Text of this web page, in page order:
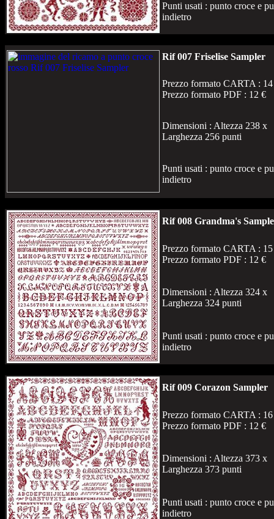
Punti usati : punto croce e
indietro
Rif 007 Friselise Sampler
Prezzo formato CARTA :
Prezzo formato PDF : 12 €
Dimensioni : Altezza 238 x
Larghezza 256 punti
Punti usati : punto croce e
indietro
Rif 008 Grandma's
Prezzo formato CARTA :
Prezzo formato PDF : 12 €
Dimensioni : Altezza 324 x
Larghezza 324 punti
Punti usati : punto croce e
indietro
Rif 009 Corazon Sampler
Prezzo formato CARTA :
Prezzo formato PDF : 12 €
Dimensioni : Altezza 373 x
Larghezza 373 punti
Punti usati : punto croce e
indietro